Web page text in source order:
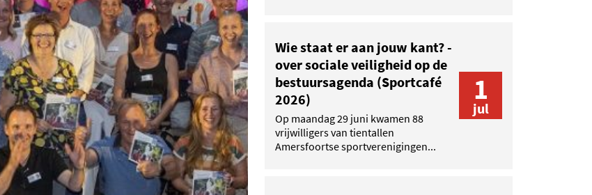
Wie staat er aan jouw kant? -
over sociale veiligheid op de
bestuursagenda (Sportcafé
2026)
Op maandag 29 juni kwamen 88
vrijwilligers van tientallen
Amersfoortse sportverenigingen...
1
jul